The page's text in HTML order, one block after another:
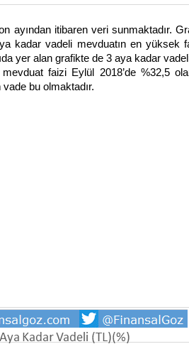
ayından itibaren veri sunmaktadır.
kadar vadeli mevduatın en yüksek
yer alan grafikte de 3 aya kadar
faizi Eylül 2018’de %32,5
bu olmaktadır.